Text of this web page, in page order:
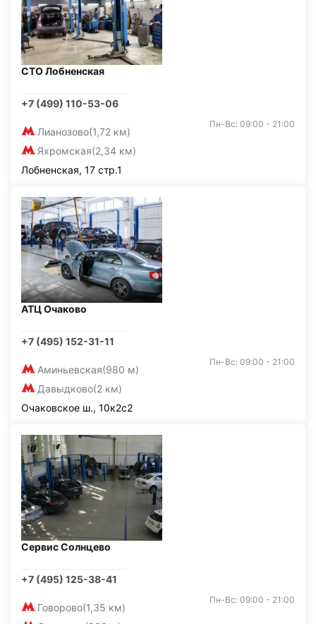
СТО Лобненская
+7 (499) 110-53-06
Лианозово(1,72 км)
Яхромская(2,34 км)
Пн-Вс: 09:00 - 21:00
Лобненская, 17 стр.1
АТЦ Очаково
+7 (495) 152-31-11
Аминьевская(980 м)
Давыдково(2 км)
Пн-Вс: 09:00 - 21:00
Очаковское ш., 10к2с2
Сервис Солнцево
+7 (495) 125-38-41
Говорово(1,35 км)
Пн-Вс: 09:00 - 21:00